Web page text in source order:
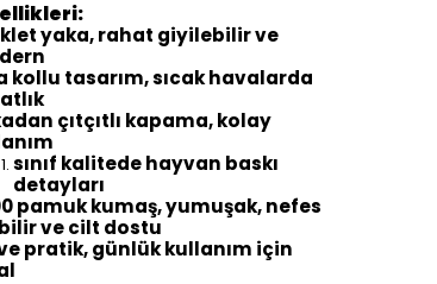
yaka, rahat giyilebilir ve
kollu tasarım, sıcak havalarda
çıtçıtlı kapama, kolay
sınıf kalitede hayvan baskı
detayları
pamuk kumaş, yumuşak, nefes
ve cilt dostu
ve pratik, günlük kullanım için